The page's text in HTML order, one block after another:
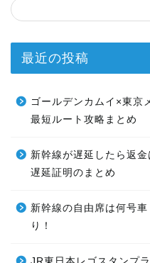
最近の投稿
ゴールデンカムイ×東京
新幹線が遅延したら返金
新幹線の自由席は何号